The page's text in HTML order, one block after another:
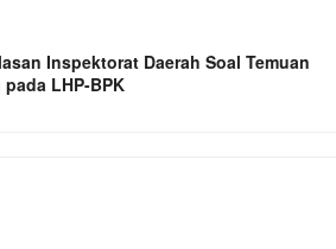
Inspektorat Daerah Soal Temuan
LHP-BPK